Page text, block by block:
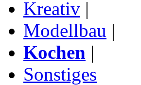
Kreativ |
Modellbau |
Kochen |
Sonstiges